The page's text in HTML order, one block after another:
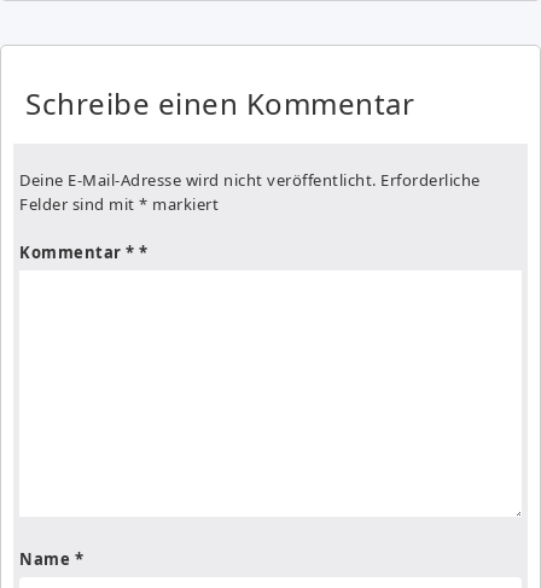
Schreibe einen Kommentar
Deine E-Mail-Adresse wird nicht veröffentlicht. Erforderliche
Felder sind mit * markiert
Kommentar *
Name *